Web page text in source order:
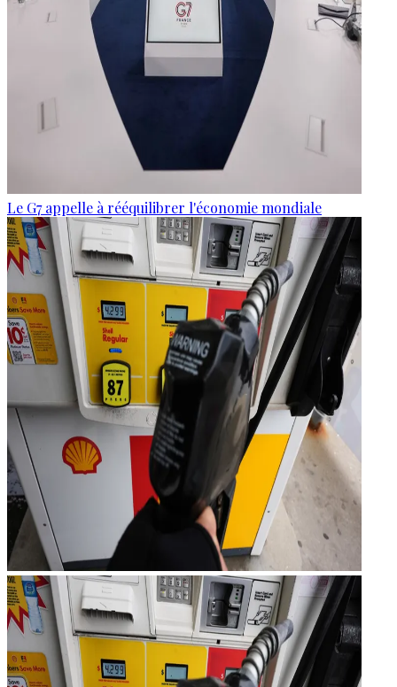
Le G7 appelle à rééquilibrer l'économie mondiale